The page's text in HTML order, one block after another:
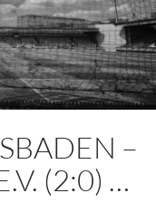
–
(2:0) …